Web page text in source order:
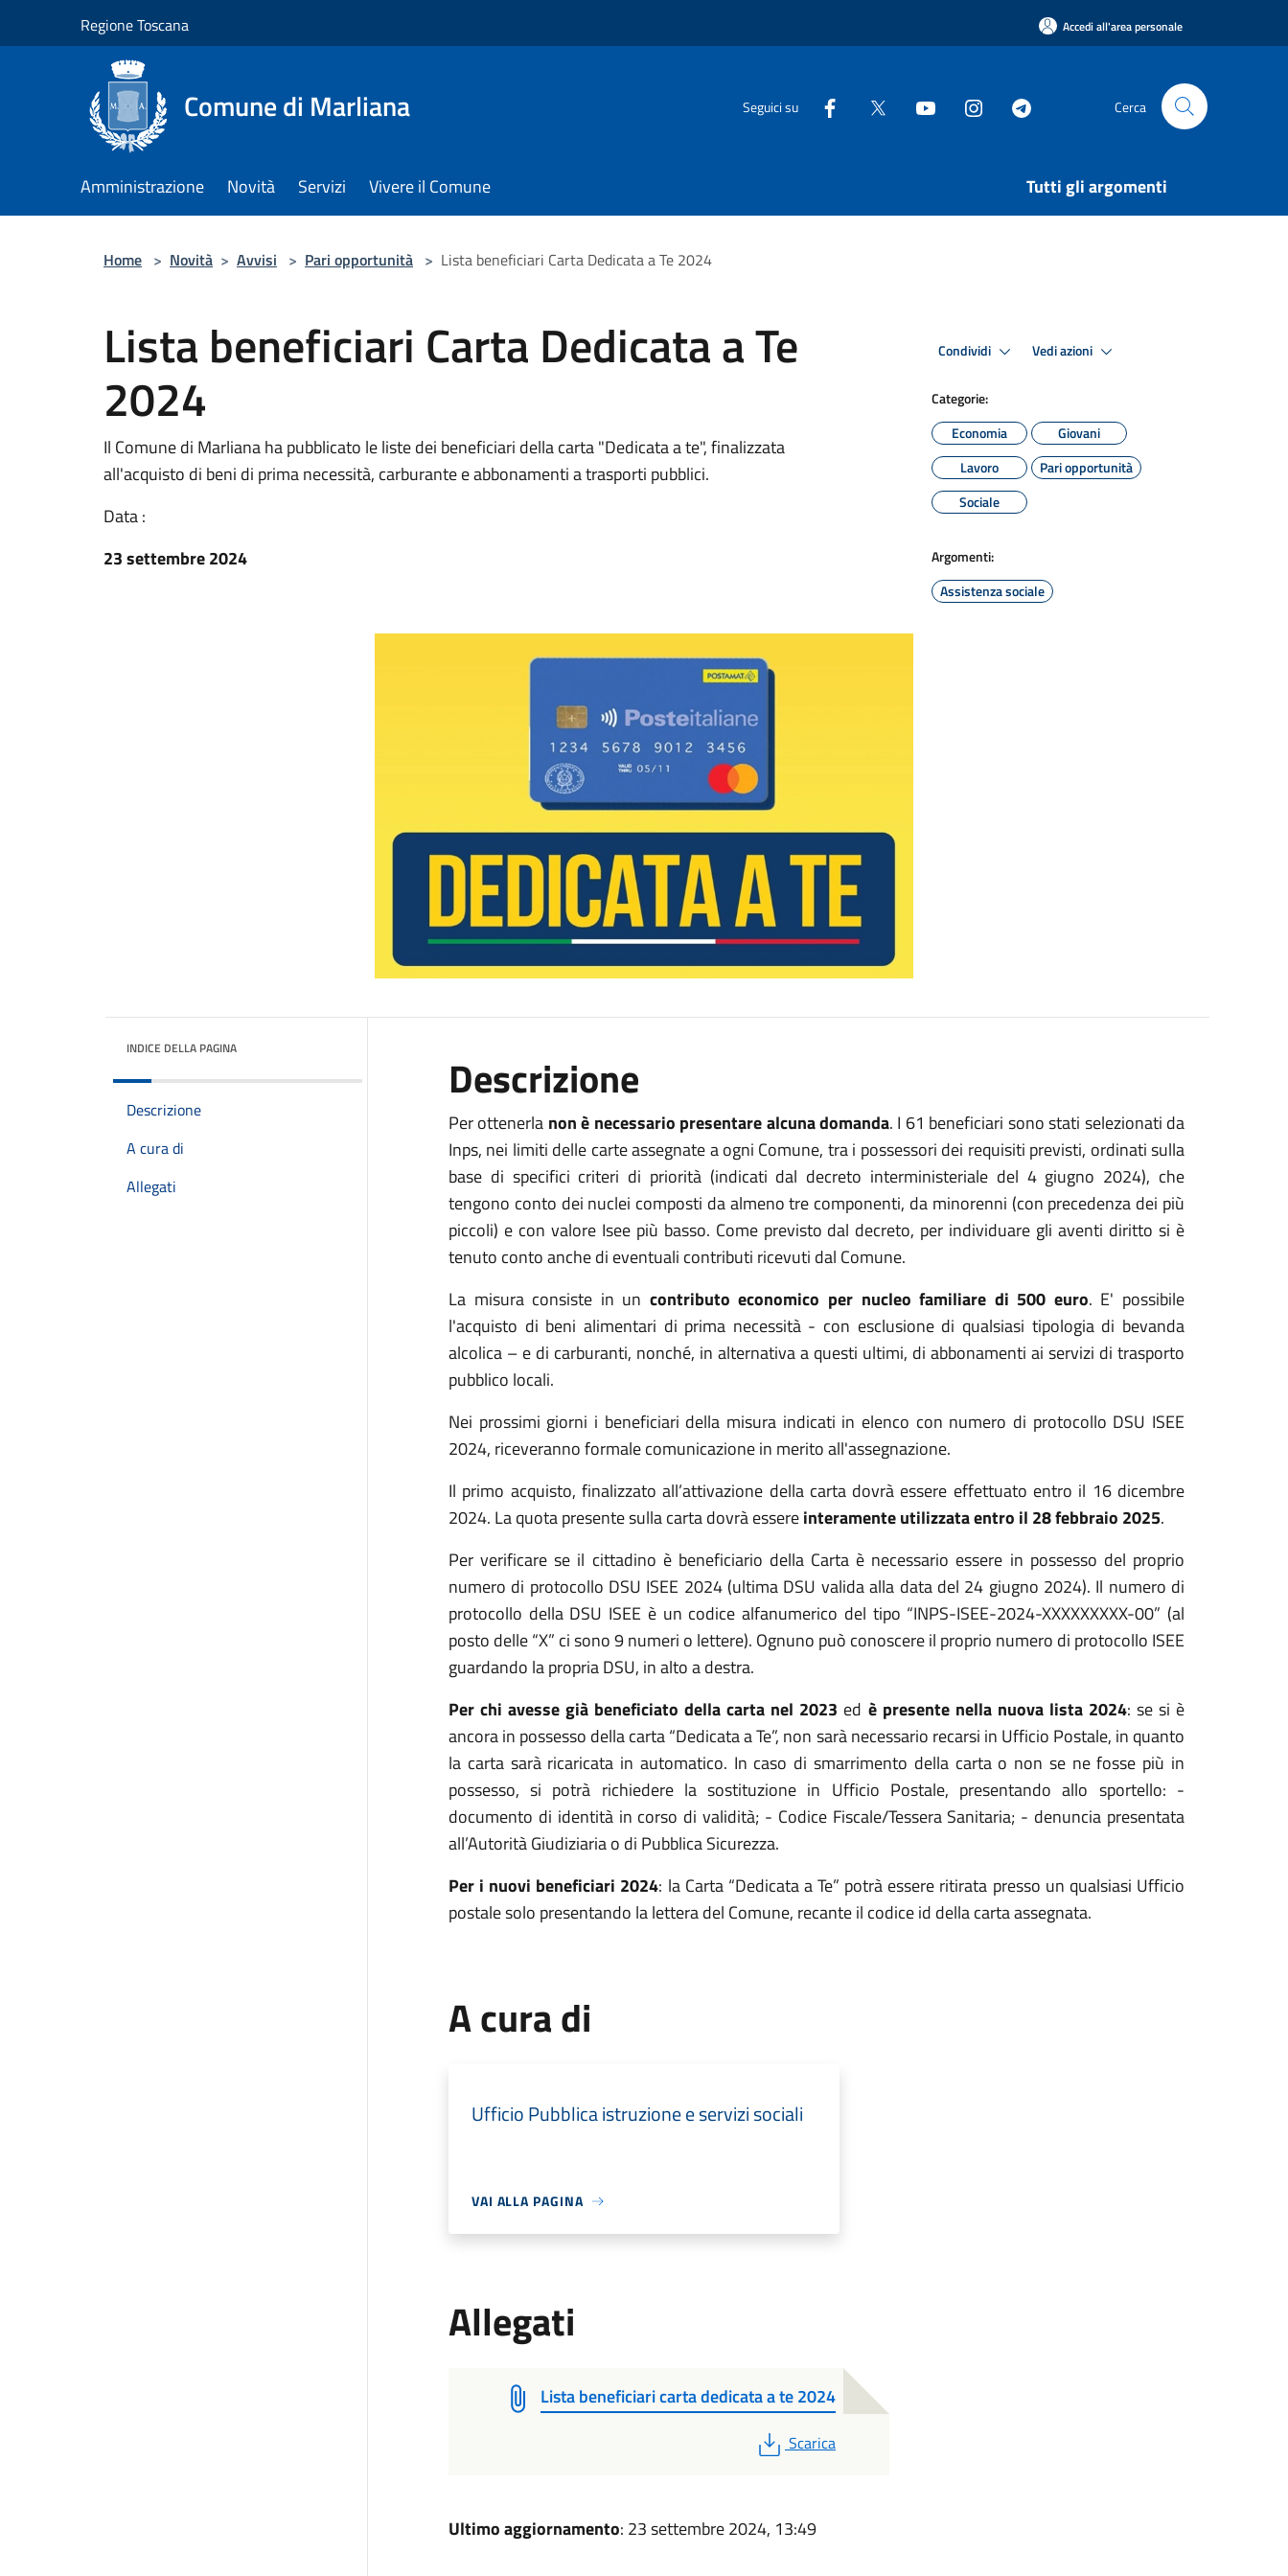
Regione Toscana Accedi all'area personale
Comune di Marliana Seguici su Cerca
Amministrazione Novità Servizi Vivere il Comune Tutti gli argomenti
Home > Novità > Avvisi > Pari opportunità > Lista beneficiari Carta Dedicata a Te 2024
Lista beneficiari Carta Dedicata a Te
2024
Il Comune di Marliana ha pubblicato le liste dei beneficiari della carta "Dedicata a te", finalizzata
all'acquisto di beni di prima necessità, carburante e abbonamenti a trasporti pubblici.
Data :
23 settembre 2024
Condividi Vedi azioni
Categorie:
Economia
Giovani
Lavoro
Pari opportunità
Sociale
Argomenti:
Assistenza sociale
INDICE DELLA PAGINA
Descrizione
A cura di
Allegati
Descrizione
Per ottenerla non è necessario presentare alcuna domanda. I 61 beneficiari sono stati selezionati da
Inps, nei limiti delle carte assegnate a ogni Comune, tra i possessori dei requisiti previsti, ordinati sulla
base di specifici criteri di priorità (indicati dal decreto interministeriale del 4 giugno 2024), che
tengono conto dei nuclei composti da almeno tre componenti, da minorenni (con precedenza dei più
piccoli) e con valore Isee più basso. Come previsto dal decreto, per individuare gli aventi diritto si è
tenuto conto anche di eventuali contributi ricevuti dal Comune.
La misura consiste in un contributo economico per nucleo familiare di 500 euro. E' possibile
l'acquisto di beni alimentari di prima necessità - con esclusione di qualsiasi tipologia di bevanda
alcolica – e di carburanti, nonché, in alternativa a questi ultimi, di abbonamenti ai servizi di trasporto
pubblico locali.
Nei prossimi giorni i beneficiari della misura indicati in elenco con numero di protocollo DSU ISEE
2024, riceveranno formale comunicazione in merito all'assegnazione.
Il primo acquisto, finalizzato all’attivazione della carta dovrà essere effettuato entro il 16 dicembre
2024. La quota presente sulla carta dovrà essereinteramente utilizzata entro il 28 febbraio 2025.
Per verificare se il cittadino è beneficiario della Carta è necessario essere in possesso del proprio
numero di protocollo DSU ISEE 2024 (ultima DSU valida alla data del 24 giugno 2024). Il numero di
protocollo della DSU ISEE è un codice alfanumerico del tipo “INPS-ISEE-2024-XXXXXXXXX-00” (al
posto delle “X” ci sono 9 numeri o lettere). Ognuno può conoscere il proprio numero di protocollo ISEE
guardando la propria DSU, in alto a destra.
Per chi avesse già beneficiato della carta nel 2023 ed è presente nella nuova lista 2024: se si è
ancora in possesso della carta “Dedicata a Te”, non sarà necessario recarsi in Ufficio Postale, in quanto
la carta sarà ricaricata in automatico. In caso di smarrimento della carta o non se ne fosse più in
possesso, si potrà richiedere la sostituzione in Ufficio Postale, presentando allo sportello: -
documento di identità in corso di validità; - Codice Fiscale/Tessera Sanitaria; - denuncia presentata
all’Autorità Giudiziaria o di Pubblica Sicurezza.
Per i nuovi beneficiari 2024: la Carta “Dedicata a Te” potrà essere ritirata presso un qualsiasi Ufficio
postale solo presentando la lettera del Comune, recante il codice id della carta assegnata.
A cura di
Ufficio Pubblica istruzione e servizi sociali
VAI ALLA PAGINA
Allegati
Lista beneficiari carta dedicata a te 2024
PDF
Scarica
Ultimo aggiornamento: 23 settembre 2024, 13:49